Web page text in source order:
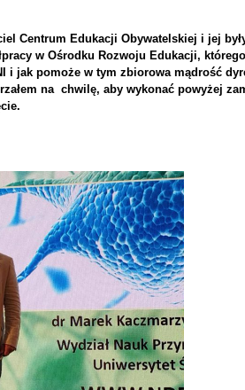
Centrum Edukacji Obywatelskiej i jej
w Ośrodku Rozwoju Edukacji,
i jak pomoże w tym zbiorowa mądrość
na chwilę, aby wykonać powyżej